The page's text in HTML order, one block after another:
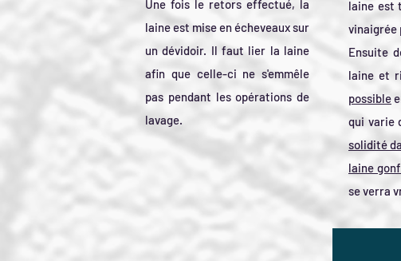
Une fois le retors effectué, la
laine est mise enécheveaux sur
un dévidoir. Il faut lier la laine
afin que celle-ci ne s'emmêle
pas pendant les opérations de
lavage.
laine est
vinaigrée
Ensuite
laine et
possible
qui varie
solidité
laine
se verra